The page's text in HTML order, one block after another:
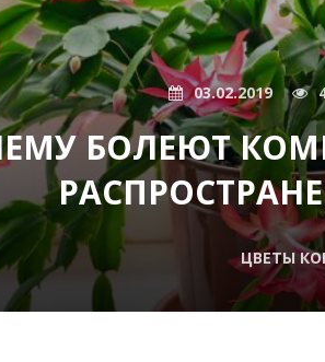
03.02.2019
БОЛЕЮТ
ЦВЕТЫ